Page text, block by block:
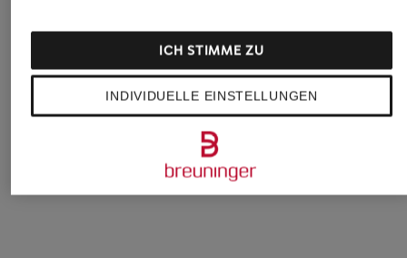
ROYCO
Sneaker OPEN
ROYCO
590 €
590 €
INDIVIDUELLE EINSTELLUNGEN
ICH STIMME ZU